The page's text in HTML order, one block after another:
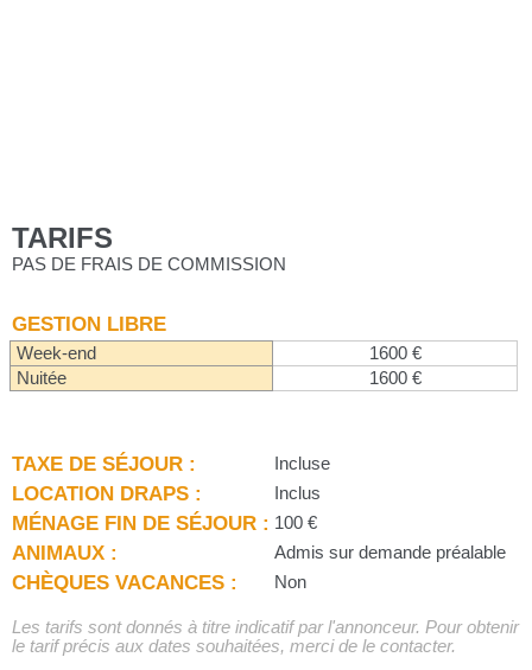
TARIFS
PAS DE FRAIS DE COMMISSION
GESTION LIBRE
Week-end
1600 €
Nuitée
1600 €
TAXE DE SÉJOUR : Incluse
LOCATION DRAPS : Inclus
MÉNAGE FIN DE SÉJOUR : 100 €
ANIMAUX : Admis sur demande préalable
CHÈQUES VACANCES : Non
Les tarifs sont donnés à titre indicatif par l'annonceur. Pour obtenir
le tarif précis aux dates souhaitées, merci de le contacter.